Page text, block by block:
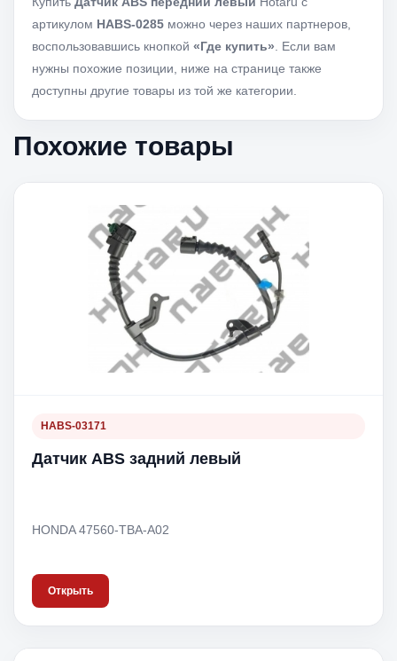
артикулом HABS-0285 можно через наших партнеров,
воспользовавшись кнопкой «Где купить» . Если вам
нужны похожие позиции, ниже на странице также
доступны другие товары из той же категории.
Похожие товары
HABS-03171
Датчик ABS задний левый
HONDA 47560-TBA-A02
Открыть